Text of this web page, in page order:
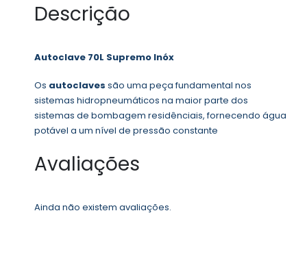
Descrição
Autoclave 70L Supremo Inóx
Os autoclaves são uma peça fundamental nos
sistemas hidropneumáticos na maior parte dos
sistemas de bombagem residênciais, fornecendo água
potável a um nível de pressão constante
Avaliações
Ainda não existem avaliações.